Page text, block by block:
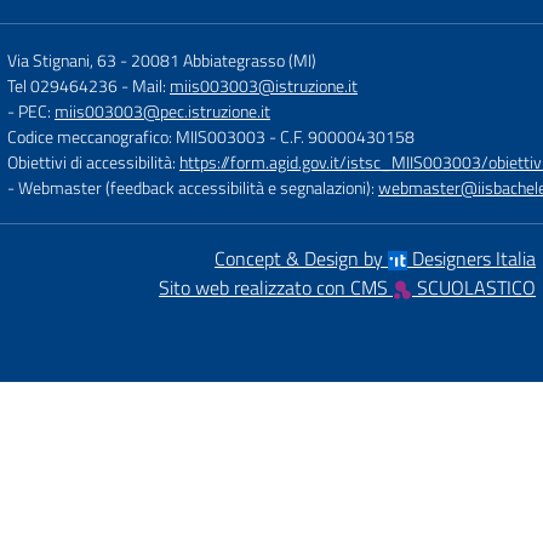
Via Stignani, 63 -20081 Abbiategrasso (MI)
Tel 029464236- Mail: miis003003@istruzione.it
- PEC: miis003003@pec.istruzione.it
Codice meccanografico: MIIS003003 - C.F. 90000430158
Obiettivi di accessibilità: https://form.agid.gov.it/istsc_MIIS003003/
- Webmaster (feedback accessibilità e segnalazioni):
Concept & Design by
Designers Italia
Sito web realizzato con CMS
SCUOLASTICO